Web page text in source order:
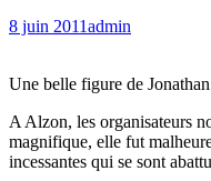
8 juin 2011admin
Une belle figure de Jonathan
A Alzon, les organisateurs
magnifique, elle fut
incessantes qui se sont